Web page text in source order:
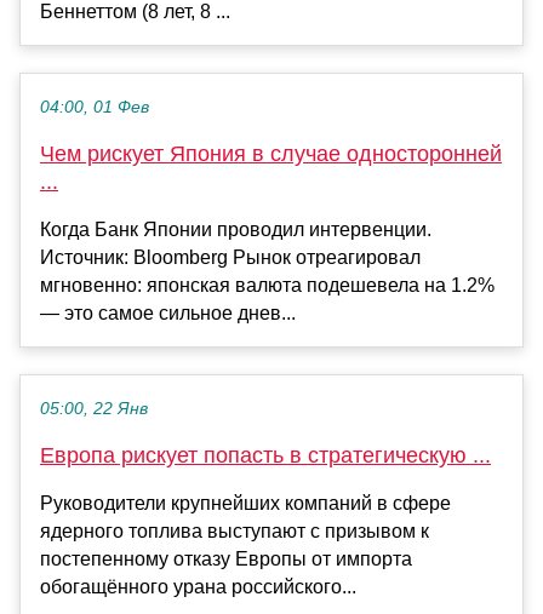
Беннеттом (8 лет, 8 ...
04:00, 01 Фев
Чем рискует Япония в случае односторонней
...
Когда Банк Японии проводил интервенции.
Источник: Bloomberg Рынок отреагировал
мгновенно: японская валюта подешевела на 1.2%
— это самое сильное днев...
05:00, 22 Янв
Европа рискует попасть в стратегическую ...
Руководители крупнейших компаний в сфере
ядерного топлива выступают с призывом к
постепенному отказу Европы от импорта
обогащённого урана российского...